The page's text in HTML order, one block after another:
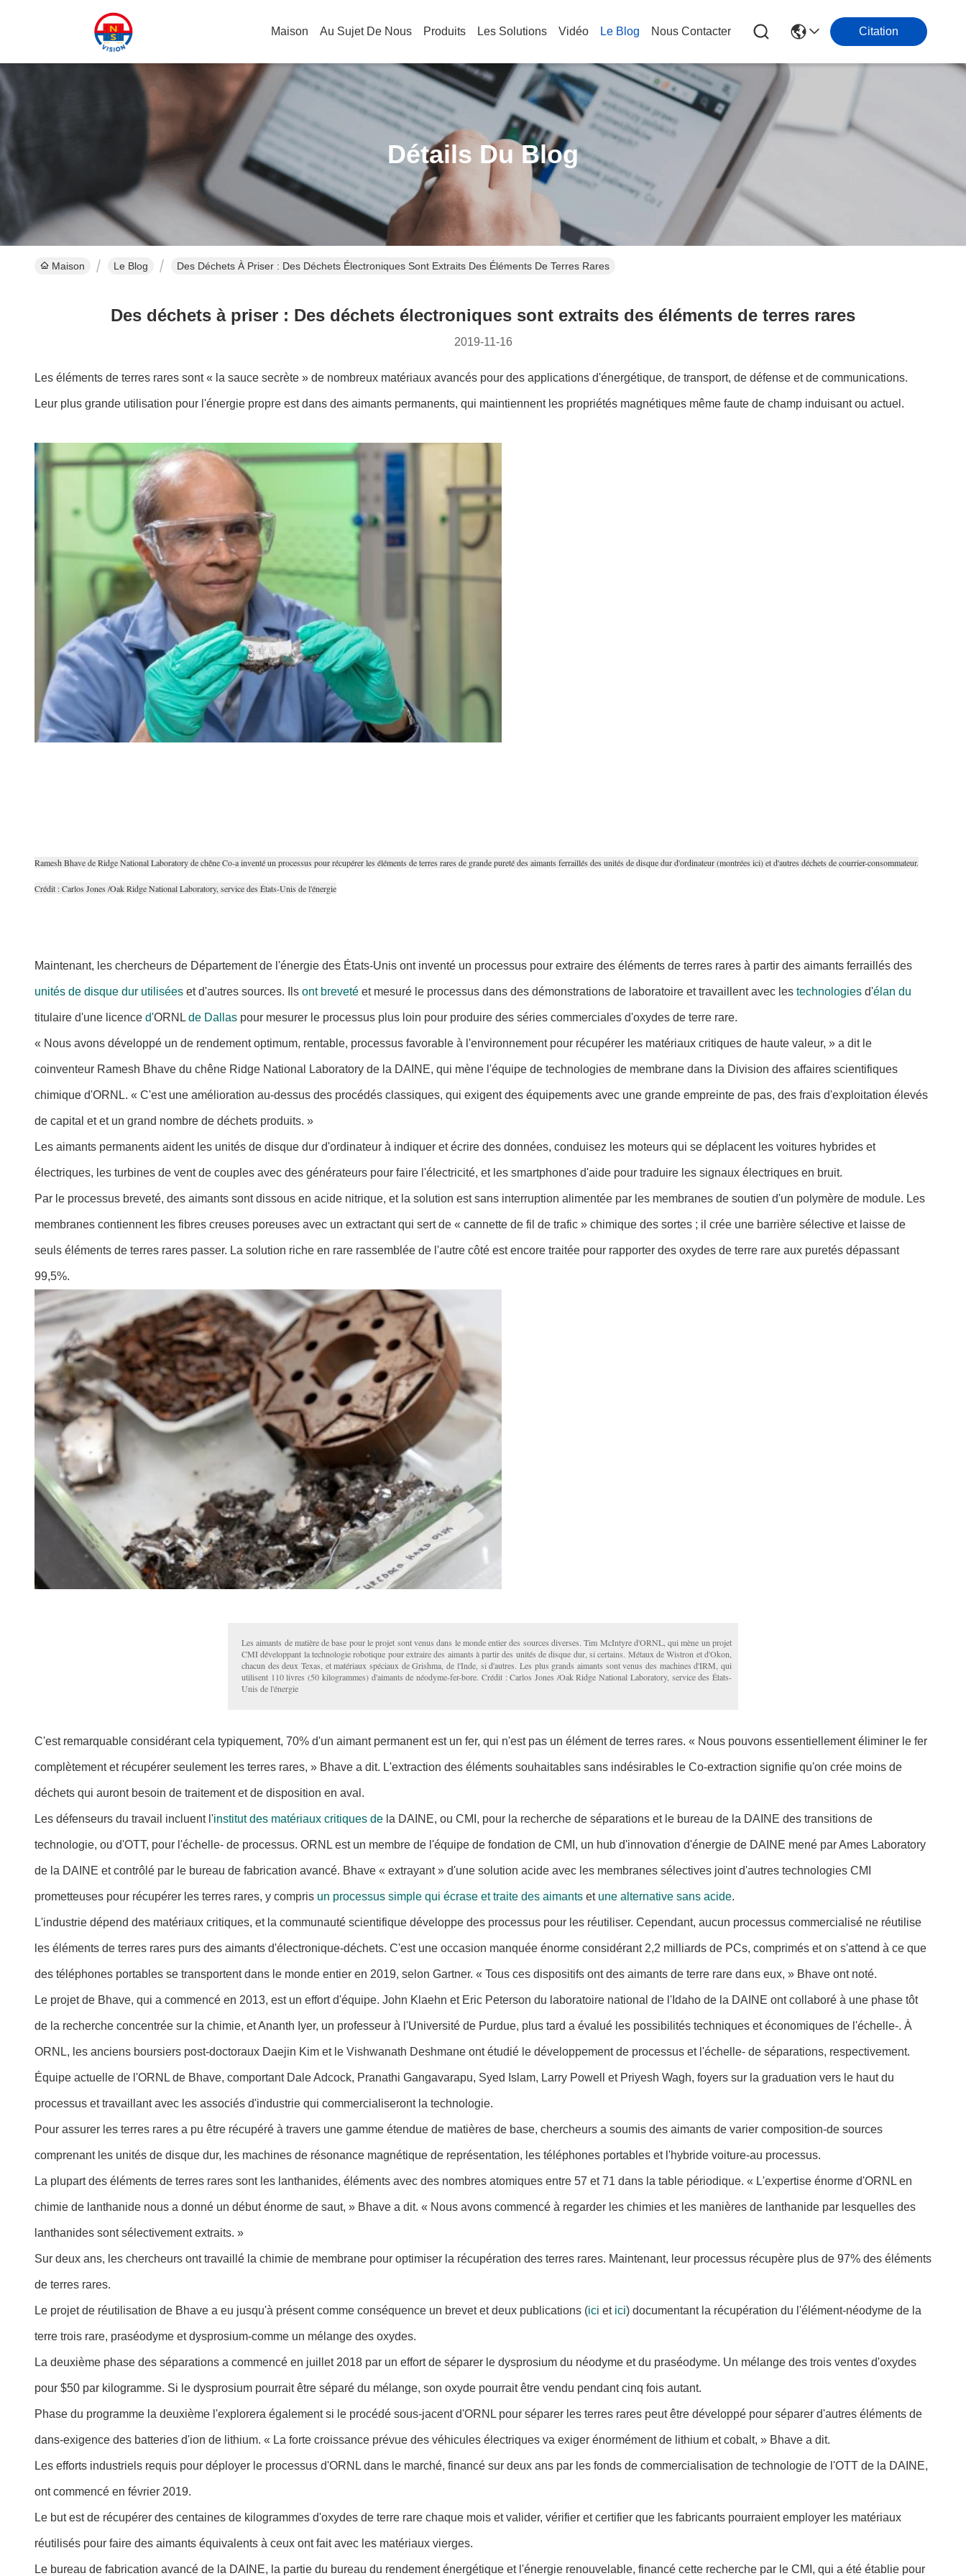
Maison Au Sujet De Nous Produits Les Solutions Vidéo Le Blog Nous Contacter Citation
Détails Du Blog
Maison Le Blog Des Déchets À Priser : Des Déchets Électroniques Sont Extraits Des Éléments De Terres Rares
Des déchets à priser : Des déchets électroniques sont extraits des éléments de terres rares
2019-11-16
Les éléments de terres rares sont « la sauce secrète » de nombreux matériaux avancés pour des applications d'énergétique, de transport, de défense et de communications.
Leur plus grande utilisation pour l'énergie propre est dans des aimants permanents, qui maintiennent les propriétés magnétiques même faute de champ induisant ou actuel.
Ramesh Bhave de Ridge National Laboratory de chêne Co-a inventé un processus pour récupérer les éléments de terres rares de grande pureté des aimants ferraillés des unités de disque dur d'ordinateur (montrées ici) et d'autres déchets de courrier-consommateur.
Crédit : Carlos Jones /Oak Ridge National Laboratory, service des États-Unis de l'énergie
Maintenant, les chercheurs de Département de l'énergie des États-Unis ont inventé un processus pour extraire des éléments de terres rares à partir des aimants ferraillés des
unités de disque dur utilisées et d'autres sources. Ils ont breveté et mesuré le processus dans des démonstrations de laboratoire et travaillent avec les technologies d'élan du
titulaire d'une licence d'ORNL de Dallas pour mesurer le processus plus loin pour produire des séries commerciales d'oxydes de terre rare.
« Nous avons développé un de rendement optimum, rentable, processus favorable à l'environnement pour récupérer les matériaux critiques de haute valeur, » a dit le
coinventeur Ramesh Bhave du chêne Ridge National Laboratory de la DAINE, qui mène l'équipe de technologies de membrane dans la Division des affaires scientifiques
chimique d'ORNL. « C'est une amélioration au-dessus des procédés classiques, qui exigent des équipements avec une grande empreinte de pas, des frais d'exploitation élevés
de capital et et un grand nombre de déchets produits. »
Les aimants permanents aident les unités de disque dur d'ordinateur à indiquer et écrire des données, conduisez les moteurs qui se déplacent les voitures hybrides et
électriques, les turbines de vent de couples avec des générateurs pour faire l'électricité, et les smartphones d'aide pour traduire les signaux électriques en bruit.
Par le processus breveté, des aimants sont dissous en acide nitrique, et la solution est sans interruption alimentée par les membranes de soutien d'un polymère de module. Les
membranes contiennent les fibres creuses poreuses avec un extractant qui sert de « cannette de fil de trafic » chimique des sortes ; il crée une barrière sélective et laisse de
seuls éléments de terres rares passer. La solution riche en rare rassemblée de l'autre côté est encore traitée pour rapporter des oxydes de terre rare aux puretés dépassant
99,5%.
Les aimants de matière de base pour le projet sont venus dans le monde entier des sources diverses. Tim McIntyre d'ORNL, qui mène un projet
CMI développant la technologie robotique pour extraire des aimants à partir des unités de disque dur, si certains. Métaux de Wistron et d'Okon,
chacun des deux Texas, et matériaux spéciaux de Grishma, de l'Inde, si d'autres. Les plus grands aimants sont venus des machines d'IRM, qui
utilisent 110 livres (50 kilogrammes) d'aimants de néodyme-fer-bore. Crédit : Carlos Jones /Oak Ridge National Laboratory, service des États-
Unis de l'énergie
C'est remarquable considérant cela typiquement, 70% d'un aimant permanent est un fer, qui n'est pas un élément de terres rares. « Nous pouvons essentiellement éliminer le fer
complètement et récupérer seulement les terres rares, » Bhave a dit. L'extraction des éléments souhaitables sans indésirables le Co-extraction signifie qu'on crée moins de
déchets qui auront besoin de traitement et de disposition en aval.
Les défenseurs du travail incluent l'institut des matériaux critiques de la DAINE, ou CMI, pour la recherche de séparations et le bureau de la DAINE des transitions de
technologie, ou d'OTT, pour l'échelle- de processus. ORNL est un membre de l'équipe de fondation de CMI, un hub d'innovation d'énergie de DAINE mené par Ames Laboratory
de la DAINE et contrôlé par le bureau de fabrication avancé. Bhave « extrayant » d'une solution acide avec les membranes sélectives joint d'autres technologies CMI
prometteuses pour récupérer les terres rares, y compris un processus simple qui écrase et traite des aimants et une alternative sans acide.
L'industrie dépend des matériaux critiques, et la communauté scientifique développe des processus pour les réutiliser. Cependant, aucun processus commercialisé ne réutilise
les éléments de terres rares purs des aimants d'électronique-déchets. C'est une occasion manquée énorme considérant 2,2 milliards de PCs, comprimés et on s'attend à ce que
des téléphones portables se transportent dans le monde entier en 2019, selon Gartner. « Tous ces dispositifs ont des aimants de terre rare dans eux, » Bhave ont noté.
Le projet de Bhave, qui a commencé en 2013, est un effort d'équipe. John Klaehn et Eric Peterson du laboratoire national de l'Idaho de la DAINE ont collaboré à une phase tôt
de la recherche concentrée sur la chimie, et Ananth Iyer, un professeur à l'Université de Purdue, plus tard a évalué les possibilités techniques et économiques de l'échelle-. À
ORNL, les anciens boursiers post-doctoraux Daejin Kim et le Vishwanath Deshmane ont étudié le développement de processus et l'échelle- de séparations, respectivement.
Équipe actuelle de l'ORNL de Bhave, comportant Dale Adcock, Pranathi Gangavarapu, Syed Islam, Larry Powell et Priyesh Wagh, foyers sur la graduation vers le haut du
processus et travaillant avec les associés d'industrie qui commercialiseront la technologie.
Pour assurer les terres rares a pu être récupéré à travers une gamme étendue de matières de base, chercheurs a soumis des aimants de varier composition-de sources
comprenant les unités de disque dur, les machines de résonance magnétique de représentation, les téléphones portables et l'hybride voiture-au processus.
La plupart des éléments de terres rares sont les lanthanides, éléments avec des nombres atomiques entre 57 et 71 dans la table périodique. « L'expertise énorme d'ORNL en
chimie de lanthanide nous a donné un début énorme de saut, » Bhave a dit. « Nous avons commencé à regarder les chimies et les manières de lanthanide par lesquelles des
lanthanides sont sélectivement extraits. »
Sur deux ans, les chercheurs ont travaillé la chimie de membrane pour optimiser la récupération des terres rares. Maintenant, leur processus récupère plus de 97% des éléments
de terres rares.
Le projet de réutilisation de Bhave a eu jusqu'à présent comme conséquence un brevet et deux publications (ici et ici) documentant la récupération du l'élément-néodyme de la
terre trois rare, praséodyme et dysprosium-comme un mélange des oxydes.
La deuxième phase des séparations a commencé en juillet 2018 par un effort de séparer le dysprosium du néodyme et du praséodyme. Un mélange des trois ventes d'oxydes
pour $50 par kilogramme. Si le dysprosium pourrait être séparé du mélange, son oxyde pourrait être vendu pendant cinq fois autant.
Phase du programme la deuxième l'explorera également si le procédé sous-jacent d'ORNL pour séparer les terres rares peut être développé pour séparer d'autres éléments de
dans-exigence des batteries d'ion de lithium. « La forte croissance prévue des véhicules électriques va exiger énormément de lithium et cobalt, » Bhave a dit.
Les efforts industriels requis pour déployer le processus d'ORNL dans le marché, financé sur deux ans par les fonds de commercialisation de technologie de l'OTT de la DAINE,
ont commencé en février 2019.
Le but est de récupérer des centaines de kilogrammes d'oxydes de terre rare chaque mois et valider, vérifier et certifier que les fabricants pourraient employer les matériaux
réutilisés pour faire des aimants équivalents à ceux ont fait avec les matériaux vierges.
Le bureau de fabrication avancé de la DAINE, la partie du bureau du rendement énergétique et l'énergie renouvelable, financé cette recherche par le CMI, qui a été établie pour